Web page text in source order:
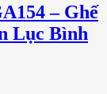
– Ghế
Lục Bình